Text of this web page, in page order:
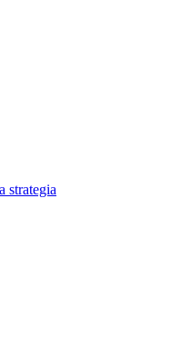
strategia